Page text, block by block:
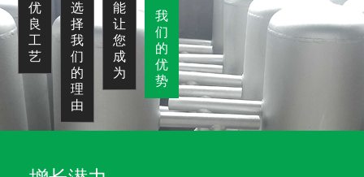
优
良
工
艺
选
择
我
们
的
理
由
能
让
您
成
为
我
们
的
优
势
增长潜力
1、利用优良的产品质量及价格，在需求市场扩大份额。
2、生产通过专业的技术工人及设施，快速而严格的为客户提
供所需产品。
认同，完善的研发实体，维持着与客户间的长期关系。